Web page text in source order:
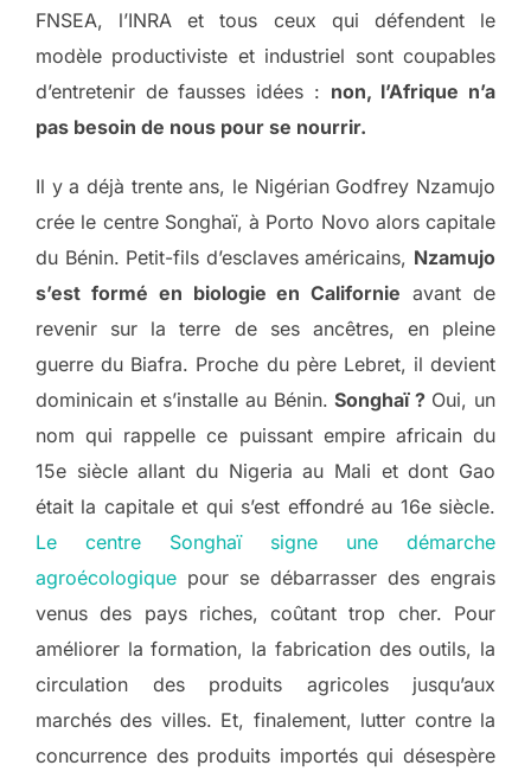
FNSEA, l’INRA et tous ceux qui défendent le
modèle productiviste et industriel sont coupables
d’entretenir de fausses idées : non, l’Afrique n’a
pas besoin de nous pour se nourrir.
Il y a déjà trente ans, le Nigérian Godfrey Nzamujo
crée le centre Songhaï, à Porto Novo alors capitale
du Bénin. Petit-fils d’esclaves américains, Nzamujo
s’est formé en biologie en Californie avant de
revenir sur la terre de ses ancêtres, en pleine
guerre du Biafra. Proche du père Lebret, il devient
dominicain et s’installe au Bénin.Songhaï ?Oui, un
nom qui rappelle ce puissant empire africain du
15e siècle allant du Nigeria au Mali et dont Gao
était la capitale et qui s’est effondré au 16e siècle.
Le centre Songhaï signe une démarche
agroécologique pour se débarrasser des engrais
venus des pays riches, coûtant trop cher. Pour
améliorer la formation, la fabrication des outils, la
circulation des produits agricoles jusqu’aux
marchés des villes. Et, finalement, lutter contre la
concurrence des produits importés qui désespère